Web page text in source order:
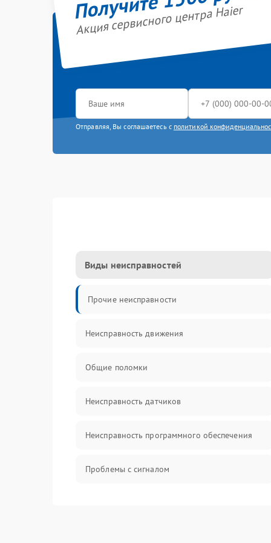
Акция сервисного центра Haier
Отправляя, Вы соглашаетесь с политикой
Виды неисправностей
Прочие неисправности
Неисправность движения
Общие поломки
Неисправность датчиков
Неисправность программного обеспечения
Проблемы с сигналом